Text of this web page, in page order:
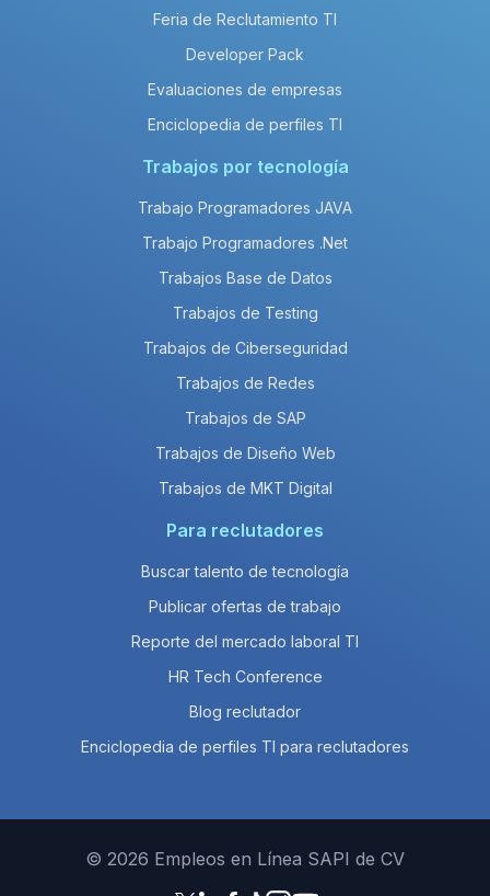
Feria de Reclutamiento TI
Developer Pack
Evaluaciones de empresas
Enciclopedia de perfiles TI
Trabajos por tecnología
Trabajo Programadores JAVA
Trabajo Programadores .Net
Trabajos Base de Datos
Trabajos de Testing
Trabajos de Ciberseguridad
Trabajos de Redes
Trabajos de SAP
Trabajos de Diseño Web
Trabajos de MKT Digital
Para reclutadores
Buscar talento de tecnología
Publicar ofertas de trabajo
Reporte del mercado laboral TI
HR Tech Conference
Blog reclutador
Enciclopedia de perfiles TI para reclutadores
© 2026 Empleos en Línea SAPI de CV